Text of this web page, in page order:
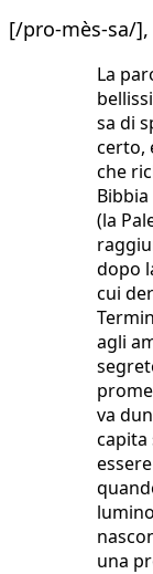
[/pro-mès-sa/],
La
sa di
certo,
che
(la
dopo
cui
agli
va
capita
una